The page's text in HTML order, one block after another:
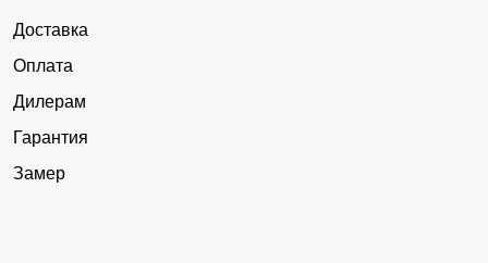
Доставка
Оплата
Дилерам
Гарантия
Замер